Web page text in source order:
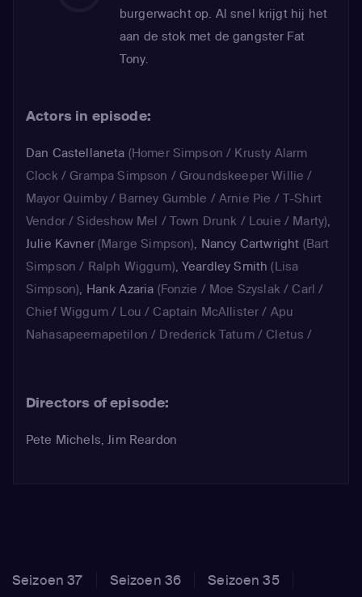
burgerwacht op. Al snel krijgt hij het
aan de stok met de gangster Fat
Tony.
Actors in episode:
Dan Castellaneta (Homer Simpson / Krusty Alarm
Clock / Grampa Simpson / Groundskeeper Willie /
Mayor Quimby / Barney Gumble / Arnie Pie / T-Shirt
Vendor / Sideshow Mel / Town Drunk / Louie / Marty),
Julie Kavner(Marge Simpson), Nancy Cartwright (Bart
Simpson / Ralph Wiggum),Yeardley Smith (Lisa
Simpson), Hank Azaria (Fonzie / Moe Szyslak / Carl /
Chief Wiggum / Lou / Captain McAllister / Apu
Nahasapeemapetilon / Drederick Tatum / Cletus /
Directors of episode:
Pete Michels, Jim Reardon
Seizoen 37 Seizoen 36
Seizoen 35